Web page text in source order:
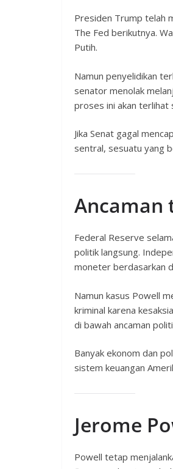
Presiden Trump telah
The Fed berikutnya.
Putih.
Namun penyelidikan
senator menolak
proses ini akan terlihat
Jika Senat gagal
sentral, sesuatu yang
Ancaman
Federal Reserve
politik langsung.
moneter berdasarkan
Namun kasus Powell
kriminal karena
di bawah ancaman
Banyak ekonom dan
sistem keuangan
Jerome
Powell tetap